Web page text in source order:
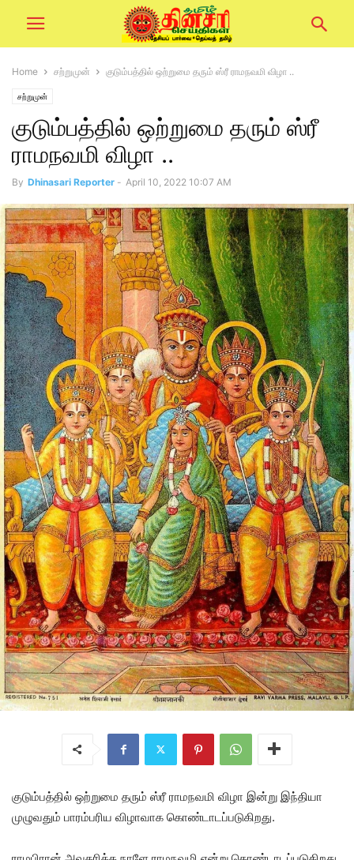
Home சற்றுமுன் குடும்பத்தில் ஒற்றுமை தரும் ஸ்ரீ ராமநவமி விழா ..
சற்றுமுன்
குடும்பத்தில் ஒற்றுமை தரும் ஸ்ரீ
ராமநவமி விழா ..
By Dhinasari Reporter - April 10, 2022 10:07 AM
குடும்பத்தில் ஒற்றுமை தரும் ஸ்ரீ ராமநவமி விழா இன்று இந்தியா
முழுவதும் பாரம்பரிய விழாவாக கொண்டாடப்படுகிறது.